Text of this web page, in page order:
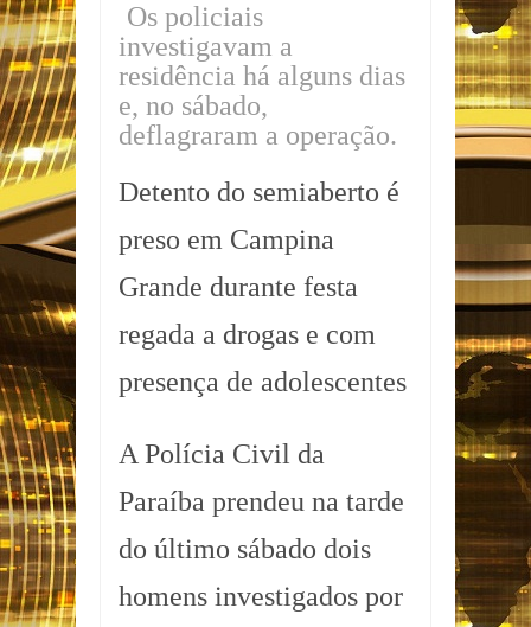
Os policiais
investigavam a
residência há alguns dias
e, no sábado,
deflagraram a operação.
Detento do semiaberto é
preso em Campina
Grande durante festa
regada a drogas e com
presença de adolescentes
A Polícia Civil da
Paraíba prendeu na tarde
do último sábado dois
homens investigados por